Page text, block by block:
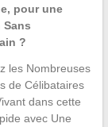
pour une
Sans
?
les Nombreuses
de Célibataires
dans cette
avec Une